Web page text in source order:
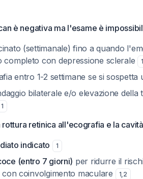
è negativa ma l'esame è
(settimanale) fino a quando
completo con depressione sclerale
1
entro 1-2 settimane se si
bilaterale e/o elevazione
1
rottura retinica all'ecografia e la
indicato
1
(entro 7 giorni) per ridurre il
coinvolgimento maculare
1,2